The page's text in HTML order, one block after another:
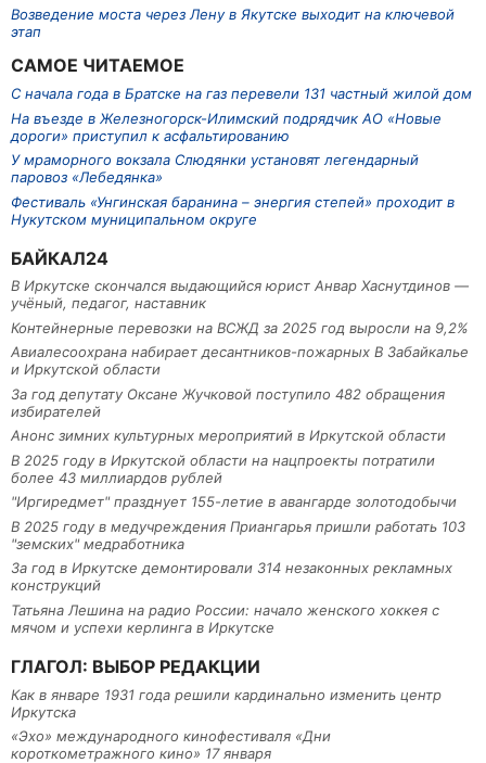
Возведение моста через Лену в Якутске выходит на ключевой
этап
САМОЕ ЧИТАЕМОЕ
С начала года в Братске на газ перевели 131 частный жилой дом
На въезде в Железногорск-Илимский подрядчик АО «Новые
дороги» приступил к асфальтированию
У мраморного вокзала Слюдянки установят легендарный
паровоз «Лебедянка»
Фестиваль «Унгинская баранина – энергия степей» проходит в
Нукутском муниципальном округе
БАЙКАЛ24
В Иркутске скончался выдающийся юрист Анвар Хаснутдинов —
учёный, педагог, наставник
Контейнерные перевозки на ВСЖД за 2025 год выросли на 9,2%
Авиалесоохрана набирает десантников-пожарных В Забайкалье
и Иркутской области
За год депутату Оксане Жучковой поступило 482 обращения
избирателей
Анонс зимних культурных мероприятий в Иркутской области
В 2025 году в Иркутской области на нацпроекты потратили
более 43 миллиардов рублей
"Иргиредмет" празднует 155-летие в авангарде золотодобычи
В 2025 году в медучреждения Приангарья пришли работать 103
"земских" медработника
За год в Иркутске демонтировали 314 незаконных рекламных
конструкций
Татьяна Лешина на радио России: начало женского хоккея с
мячом и успехи керлинга в Иркутске
ГЛАГОЛ: ВЫБОР РЕДАКЦИИ
Как в январе 1931 года решили кардинально изменить центр
Иркутска
«Эхо» международного кинофестиваля «Дни
короткометражного кино» 17 января